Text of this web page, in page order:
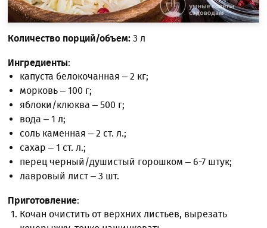
Количество порций/объем:3 л
Ингредиенты:
капуста белокочанная – 2 кг;
морковь – 100 г;
яблоки/клюква – 500 г;
вода – 1 л;
соль каменная – 2 ст. л.;
сахар – 1 ст. л.;
перец черный/душистый горошком – 6-7 штук;
лавровый лист – 3 шт.
Приготовление:
Кочан очистить от верхних листьев, вырезать